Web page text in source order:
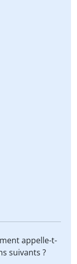
appelle-t-
suivants ?